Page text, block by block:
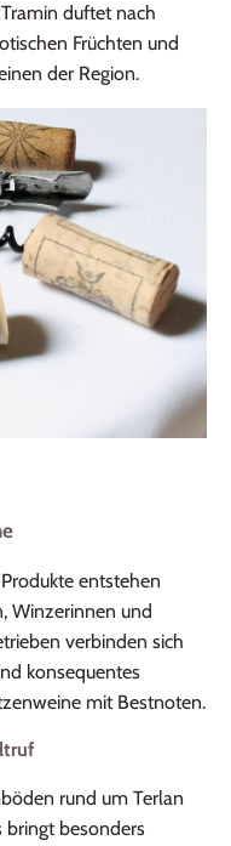
duftet nach
Früchten und
der Region.
entstehen
Winzerinnen und
verbinden sich
konsequentes
mit Bestnoten.
rund um Terlan
bringt besonders